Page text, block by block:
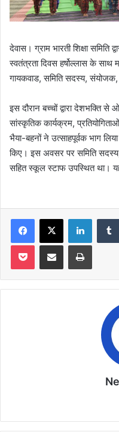
देवास। ग्राम भारती शिक्षा समिति
स्वतंत्रता दिवस हर्षोल्लास के साथ
गायकवाड, समिति सदस्य,
इस दौरान बच्चों द्वारा देशभक्ति से
सांस्कृतिक कार्यक्रम,
भैया-बहनों ने उत्साहपूर्वक भाग
किए। इस अवसर पर समिति सदस्य,
सहित स्कूल स्टाफ उपस्थित था। यह
Facebook
X
Pocket Share via Email Print